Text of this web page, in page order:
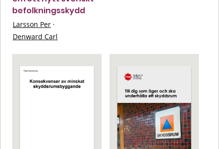
befolkningsskydd
Larsson Per ·
Denward Carl